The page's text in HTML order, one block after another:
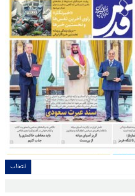
انتخاب